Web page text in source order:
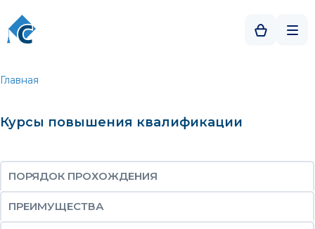
Главная
Курсы повышения квалификации
ПОРЯДОК ПРОХОЖДЕНИЯ
ПРЕИМУЩЕСТВА